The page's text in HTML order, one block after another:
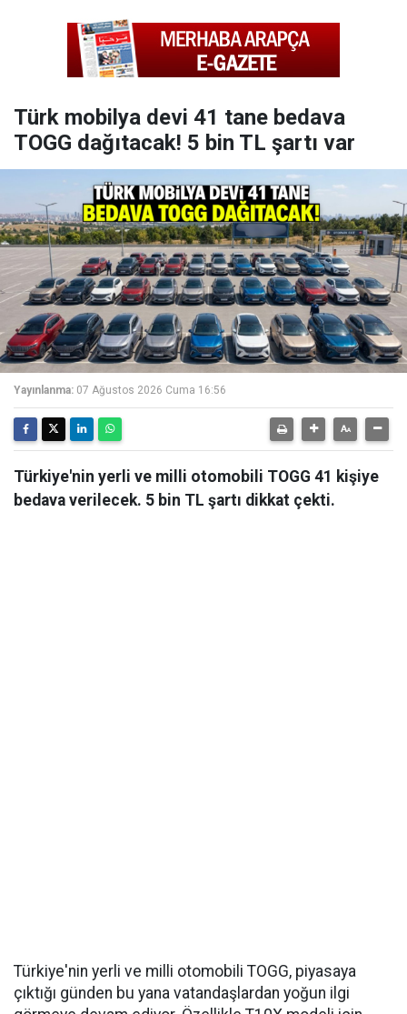
Türk mobilya devi 41 tane bedava
TOGG dağıtacak! 5 bin TL şartı var
Yayınlanma: 07 Ağustos 2026 Cuma 16:56
Türkiye'nin yerli ve milli otomobili TOGG 41 kişiye
bedava verilecek. 5 bin TL şartı dikkat çekti.
Türkiye'nin yerli ve milli otomobili TOGG, piyasaya
çıktığı günden bu yana vatandaşlardan yoğun ilgi